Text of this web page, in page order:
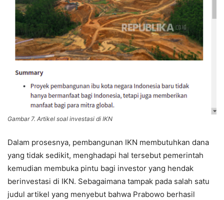
Gambar 7. Artikel soal investasi di IKN
Dalam prosesnya, pembangunan IKN membutuhkan dana
yang tidak sedikit, menghadapi hal tersebut pemerintah
kemudian membuka pintu bagi investor yang hendak
berinvestasi di IKN. Sebagaimana tampak pada salah satu
judul artikel yang menyebut bahwa Prabowo berhasil